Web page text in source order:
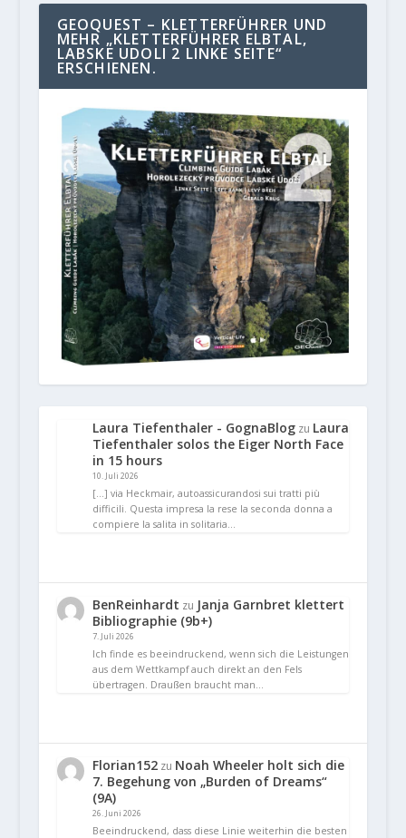
GEOQUEST – KLETTERFÜHRER UND
MEHR „KLETTERFÜHRER ELBTAL,
LABSKE UDOLI 2 LINKE SEITE“
ERSCHIENEN.
Laura Tiefenthaler - GognaBlogzu Laura
Tiefenthaler solos the Eiger North Face
in 15 hours
10. Juli 2026
[…] via Heckmair, autoassicurandosi sui tratti più
difficili. Questa impresa la rese la seconda donna a
compiere la salita in solitaria…
BenReinhardt zu Janja Garnbret klettert
Bibliographie (9b+)
7. Juli 2026
Ich finde es beeindruckend, wenn sich die Leistungen
aus dem Wettkampf auch direkt an den Fels
übertragen. Draußen braucht man…
Florian152zu Noah Wheeler holt sich die
7. Begehung von „Burden of Dreams“
(9A)
26. Juni 2026
Beeindruckend, dass diese Linie weiterhin die besten